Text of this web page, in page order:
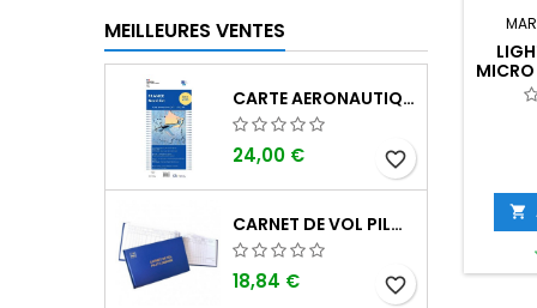
MEILLEURES VENTES
CARTE AERONAUTIQUE OACI SIA FRANCE NORD EST 2026 AU 1/500 000
24,00 € favorite_border
CARNET DE VOL PILOTE EASA "AVIONS/HÉLICOPTÈRES" DGAC
18,84 € favorite_border
MICRO
